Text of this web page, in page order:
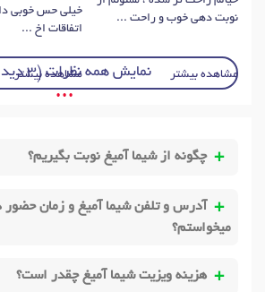
نوبت دهی خوب و راحت ...
مشاهده بیشتر
خیلی حس خوبی
اتفاقات اخ ...
مشاهده بیشتر
نمایش همه نظرات (3 دیدگاه)
• • •
چگونه از شیما آمیغ نوبت بگیریم؟
آدرس و تلفن شیما آمیغ و زمان حضور
میخواستم؟
هزینه ویزیت شیما آمیغ چقدر است؟